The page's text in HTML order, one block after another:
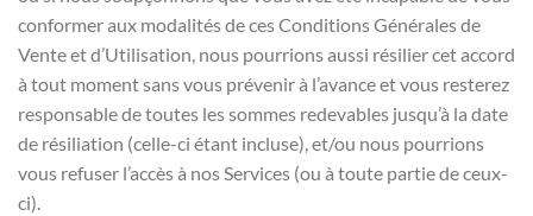
conformer aux modalités de ces Conditions Générales de
Vente et d’Utilisation, nous pourrions aussi résilier cet accord
à tout moment sans vous prévenir à l’avance et vous resterez
responsable de toutes les sommes redevables jusqu’à la date
de résiliation (celle-ci étant incluse), et/ou nous pourrions
vous refuser l’accès à nos Services (ou à toute partie de ceux-
ci).